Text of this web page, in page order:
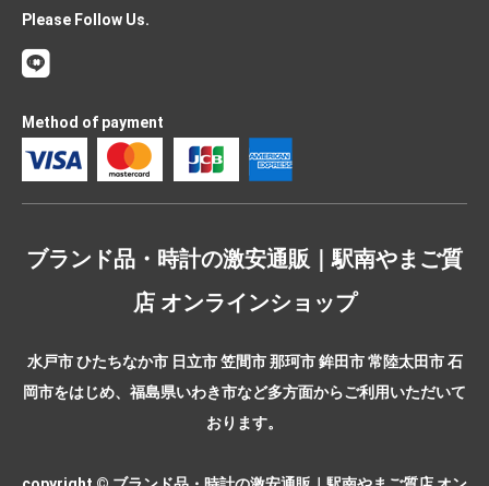
Please Follow Us.
Method of payment
ブランド品・時計の激安通販｜駅南やまご質
店 オンラインショップ
水戸市 ひたちなか市 日立市 笠間市 那珂市 鉾田市 常陸太田市 石
岡市をはじめ、福島県いわき市など多方面からご利用いただいて
おります。